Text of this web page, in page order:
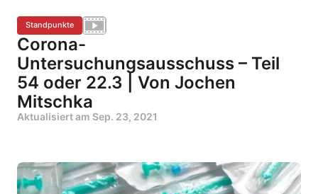
Standpunkte
Corona-
Untersuchungsausschuss – Teil
54 oder 22.3 | Von Jochen
Mitschka
Aktualisiert am Sep. 23, 2021